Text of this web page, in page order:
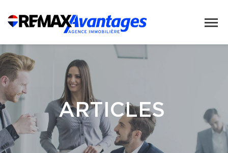
ARTICLES